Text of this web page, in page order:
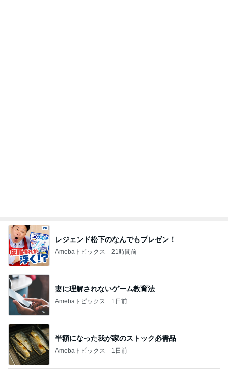
レジェンド松下のなんでもプレゼン！
Amebaトピックス 21時間前
妻に理解されないゲーム教育法
Amebaトピックス 1日前
半額になった我が家のストック必需品
Amebaトピックス 1日前